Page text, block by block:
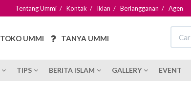
Tentang Ummi/ Kontak / Iklan / Berlangganan / Agen
TOKO UMMI TANYA UMMI
TIPS BERITA ISLAM GALLERY EVENT